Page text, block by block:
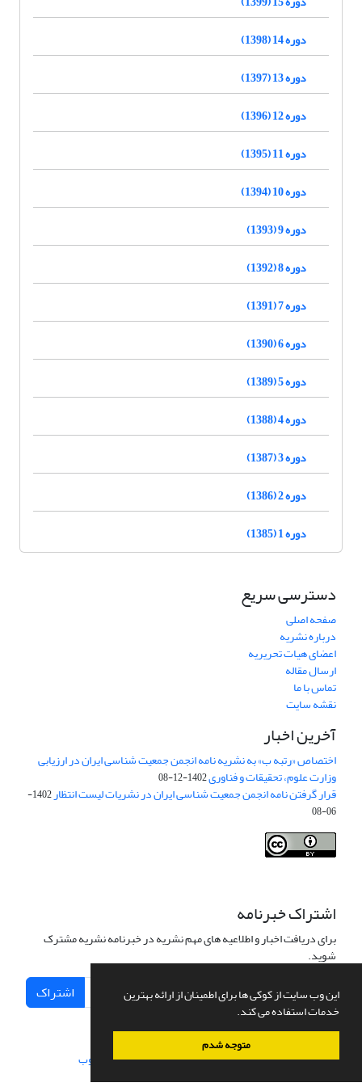
این وب سایت از کوکی ها برای اطمینان از ارائه بهترین
خدمات استفاده می کند.
متوجه شدم
دوره 14 (1398)
دوره 13 (1397)
دوره 12 (1396)
دوره 11 (1395)
دوره 10 (1394)
دوره 9 (1393)
دوره 8 (1392)
دوره 7 (1391)
دوره 6 (1390)
دوره 5 (1389)
دوره 4 (1388)
دوره 3 (1387)
دوره 2 (1386)
دوره 1 (1385)
دسترسی سریع
صفحه اصلی
درباره نشریه
اعضای هیات تحریریه
ارسال مقاله
تماس با ما
نقشه سایت
آخرین اخبار
اختصاص «رتبه ب» به نشریه نامه انجمن جمعیت شناسی ایران در ارزیابی
وزارت علوم، تحقیقات و فناوری1402-12-08
قرار گرفتن نامه انجمن جمعیت شناسی ایران در نشریات لیست انتظار
1402-
06-08
اشتراک خبرنامه
برای دریافت اخبار و اطلاعیه های مهم نشریه در خبرنامه نشریه مشترک
شوید.
اشتراک
سامانه مدیریت نشریات علمی.طراحی و پیاده سازی از سیناوب